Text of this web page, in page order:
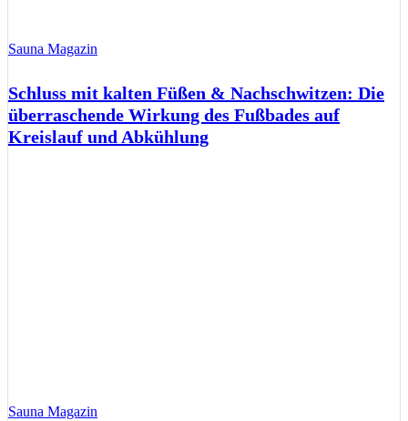
Sauna Magazin
Schluss mit kalten Füßen & Nachschwitzen: Die
überraschende Wirkung des Fußbades auf
Kreislauf und Abkühlung
Sauna Magazin